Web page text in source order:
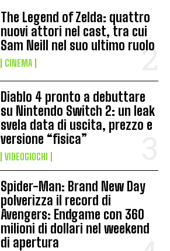
The Legend of Zelda: quattro
nuovi attori nel cast, tra cui
Sam Neill nel suo ultimo ruolo
CINEMA
Diablo 4 pronto a debuttare
su Nintendo Switch 2: un leak
svela data di uscita, prezzo e
versione “fisica”
VIDEOGIOCHI
Spider-Man: Brand New Day
polverizza il record di
Avengers: Endgame con 360
milioni di dollari nel weekend
di apertura